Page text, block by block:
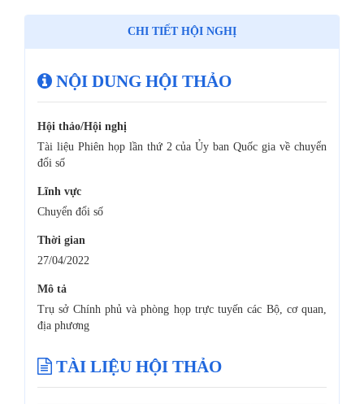
CHI TIẾT HỘI NGHỊ
NỘI DUNG HỘI THẢO
Hội thảo/Hội nghị
Tài liệu Phiên họp lần thứ 2 của Ủy ban Quốc gia về chuyển
đổi số
Lĩnh vực
Chuyển đổi số
Thời gian
27/04/2022
Mô tả
Trụ sở Chính phủ và phòng họp trực tuyến các Bộ, cơ quan,
địa phương
TÀI LIỆU HỘI THẢO